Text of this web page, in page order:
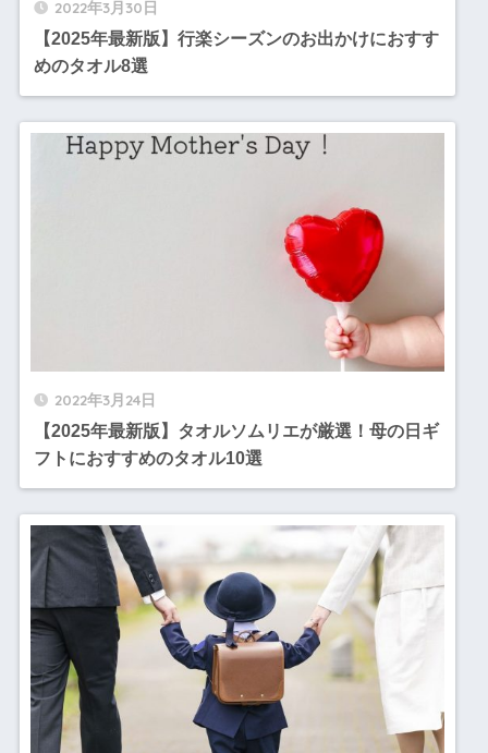
2022年3月30日
【2025年最新版】行楽シーズンのお出かけにおすす
めのタオル8選
2022年3月24日
【2025年最新版】タオルソムリエが厳選！母の日ギ
フトにおすすめのタオル10選